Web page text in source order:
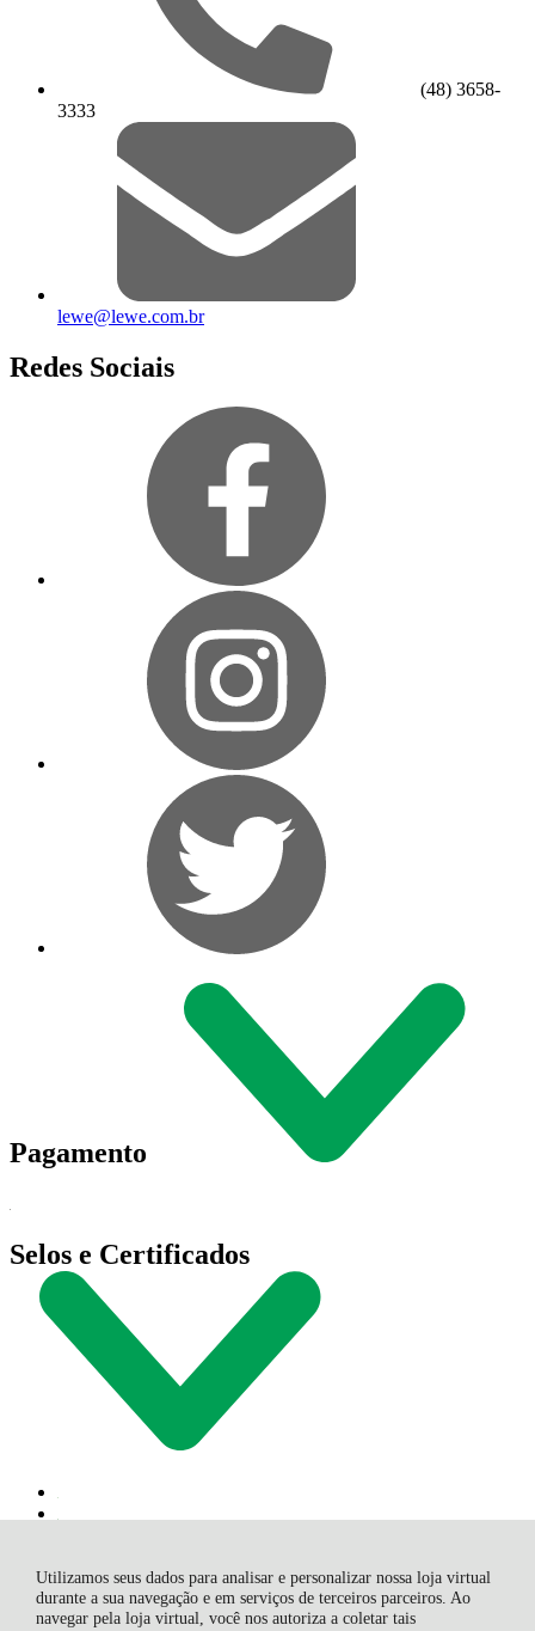
Utilizamos seus dados para analisar e personalizar nossa loja virtual
durante a sua navegação e em serviços de terceiros parceiros. Ao
navegar pela loja virtual, você nos autoriza a coletar tais
(48) 3658-
3333
lewe@lewe.com.br
Redes Sociais
Pagamento
Selos e Certificados